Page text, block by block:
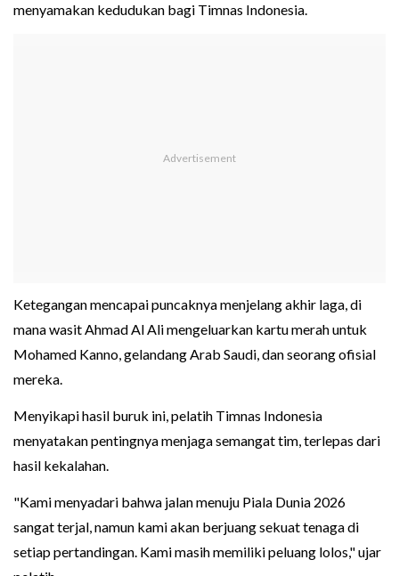
menyamakan kedudukan bagi Timnas Indonesia.
Ketegangan mencapai puncaknya menjelang akhir laga, di
mana wasit Ahmad Al Ali mengeluarkan kartu merah untuk
Mohamed Kanno, gelandang Arab Saudi, dan seorang ofisial
mereka.
Menyikapi hasil buruk ini, pelatih Timnas Indonesia
menyatakan pentingnya menjaga semangat tim, terlepas dari
hasil kekalahan.
"Kami menyadari bahwa jalan menuju Piala Dunia 2026
sangat terjal, namun kami akan berjuang sekuat tenaga di
setiap pertandingan. Kami masih memiliki peluang lolos," ujar